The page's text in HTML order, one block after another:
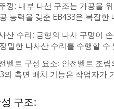
껑: 내부 나선 구조는 가공을
능력을 갖춘 EB433은 복잡
산 수리: 금형의 나사 구멍이
밀한 나사산 수리를 수행할
벨트 구성 요소: 안전벨트 조
의 측면 배치 기능은 작업자가
구조: